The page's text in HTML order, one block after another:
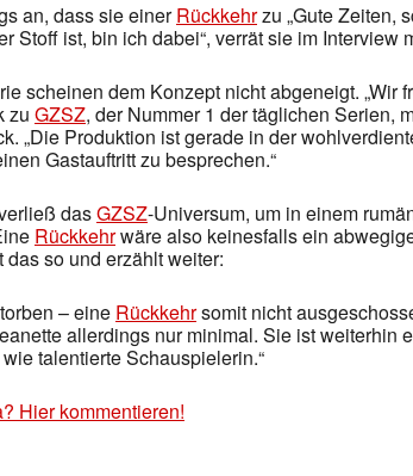
an, dass sie einerRückkehrzu „Gute Zeiten,
Stoff ist, bin ich dabei“, verrät sie im Interview
scheinen dem Konzept nicht abgeneigt. „Wir
zu GZSZ, der Nummer 1 der täglichen Serien,
„Die Produktion ist gerade in der
Gastauftritt zu besprechen.“
dasGZSZ-Universum, um in einem
Rückkehrwäre also keinesfalls ein
so und erzählt weiter:
– eine Rückkehrsomit nicht
allerdings nur minimal. Sie ist weiterhin
talentierte Schauspielerin.“
Hier kommentieren!